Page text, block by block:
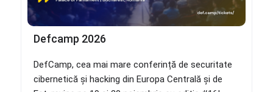
Defcamp 2026
DefCamp, cea mai mare conferință de securitate
cibernetică și hacking din Europa Centrală și de